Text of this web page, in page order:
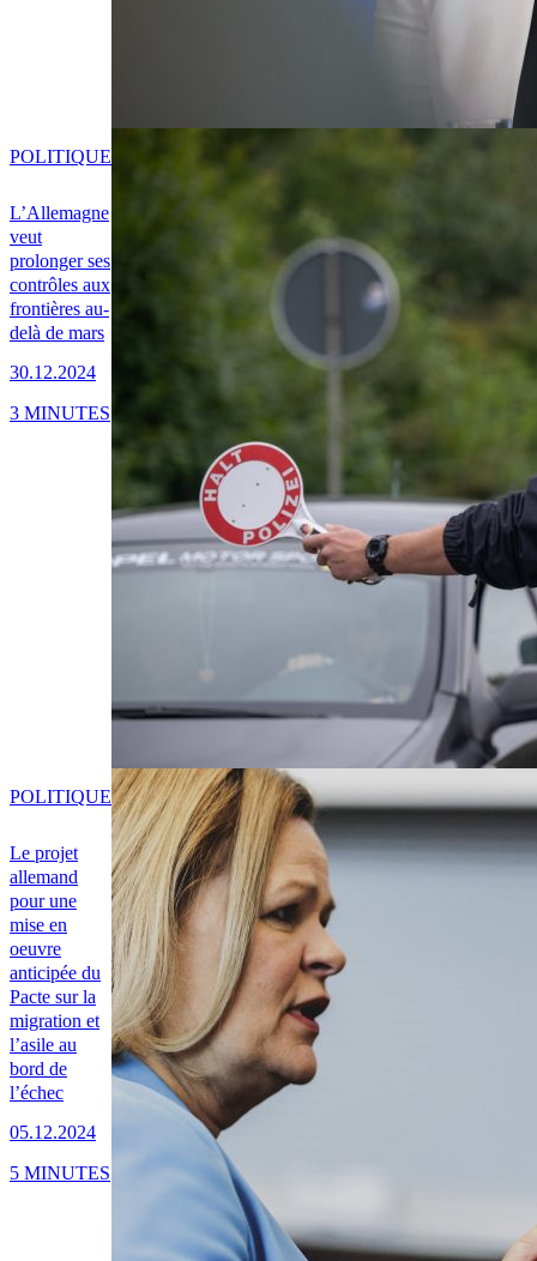
L’Allemagne
veut
prolonger ses
contrôles aux
frontières au-
delà de mars
30.12.2024
POLITIQUE
3 MINUTES
Le projet
allemand
pour une
mise en
oeuvre
anticipée du
Pacte sur la
migration et
l’asile au
bord de
l’échec
05.12.2024
POLITIQUE
5 MINUTES